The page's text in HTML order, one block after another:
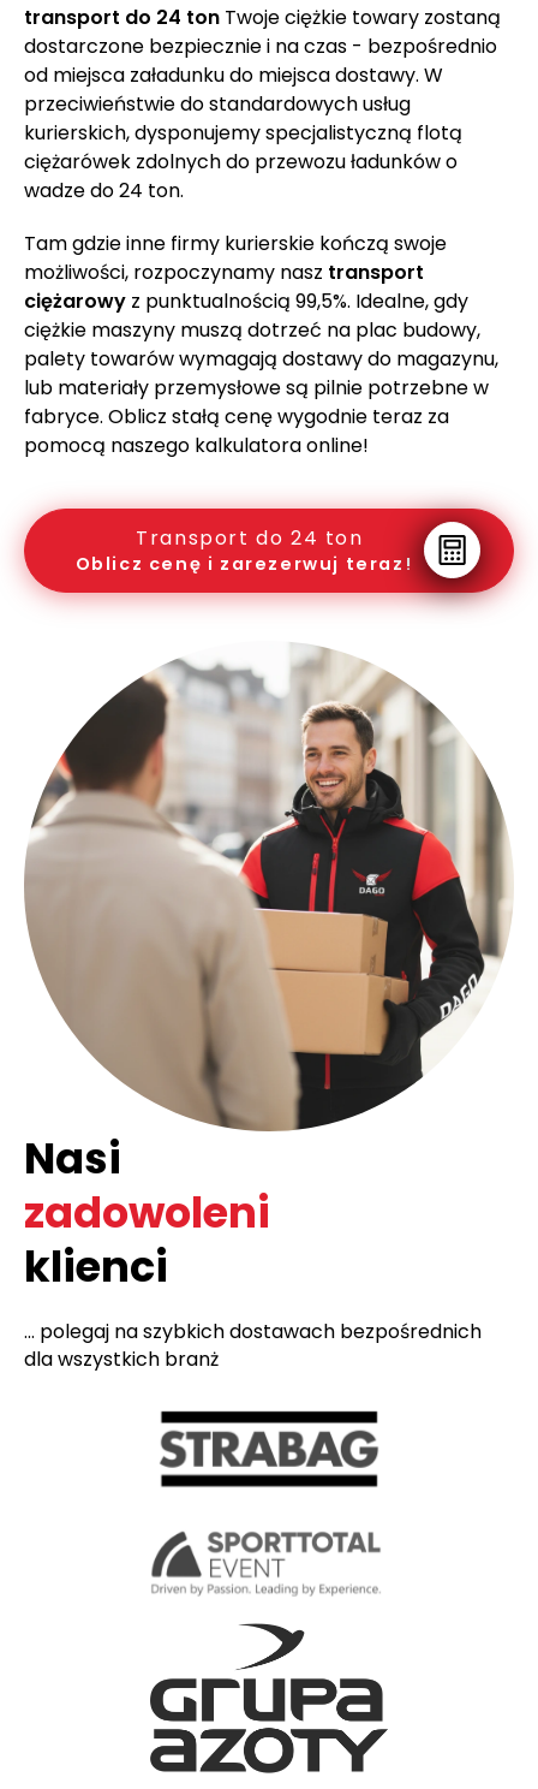
transport do 24 ton Twoje ciężkie towary zostaną
dostarczone bezpiecznie i na czas - bezpośrednio
od miejsca załadunku do miejsca dostawy. W
przeciwieństwie do standardowych usług
kurierskich, dysponujemy specjalistyczną flotą
ciężarówek zdolnych do przewozu ładunków o
wadze do 24 ton.
Tam gdzie inne firmy kurierskie kończą swoje
możliwości, rozpoczynamy nasz transport
ciężarowy z punktualnością 99,5%. Idealne, gdy
ciężkie maszyny muszą dotrzeć na plac budowy,
palety towarów wymagają dostawy do magazynu,
lub materiały przemysłowe są pilnie potrzebne w
fabryce. Oblicz stałą cenę wygodnie teraz za
pomocą naszego kalkulatora online!
Transport do 24 ton
Oblicz cenę i zarezerwuj teraz!
Nasi
zadowoleni
klienci
... polegaj na szybkich dostawach bezpośrednich
dla wszystkich branż